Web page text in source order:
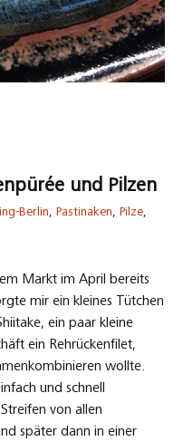
und Pilzen
Berlin, Pastinaken, Pilze,
Markt im April bereits
mir ein kleines Tütchen
ein paar kleine
ein Rehrückenfilet,
wollte.
und schnell
von allen
später dann in einer